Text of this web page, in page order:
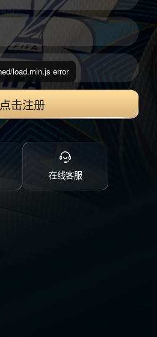
点击注册
在线客服
load.min.js error